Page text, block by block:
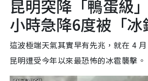
昆明突降「鴨蛋級
小時急降6度被「冰
這波極端天氣其實早有先兆，就在 4
昆明遭受今年以來最恐怖的冰雹襲擊。